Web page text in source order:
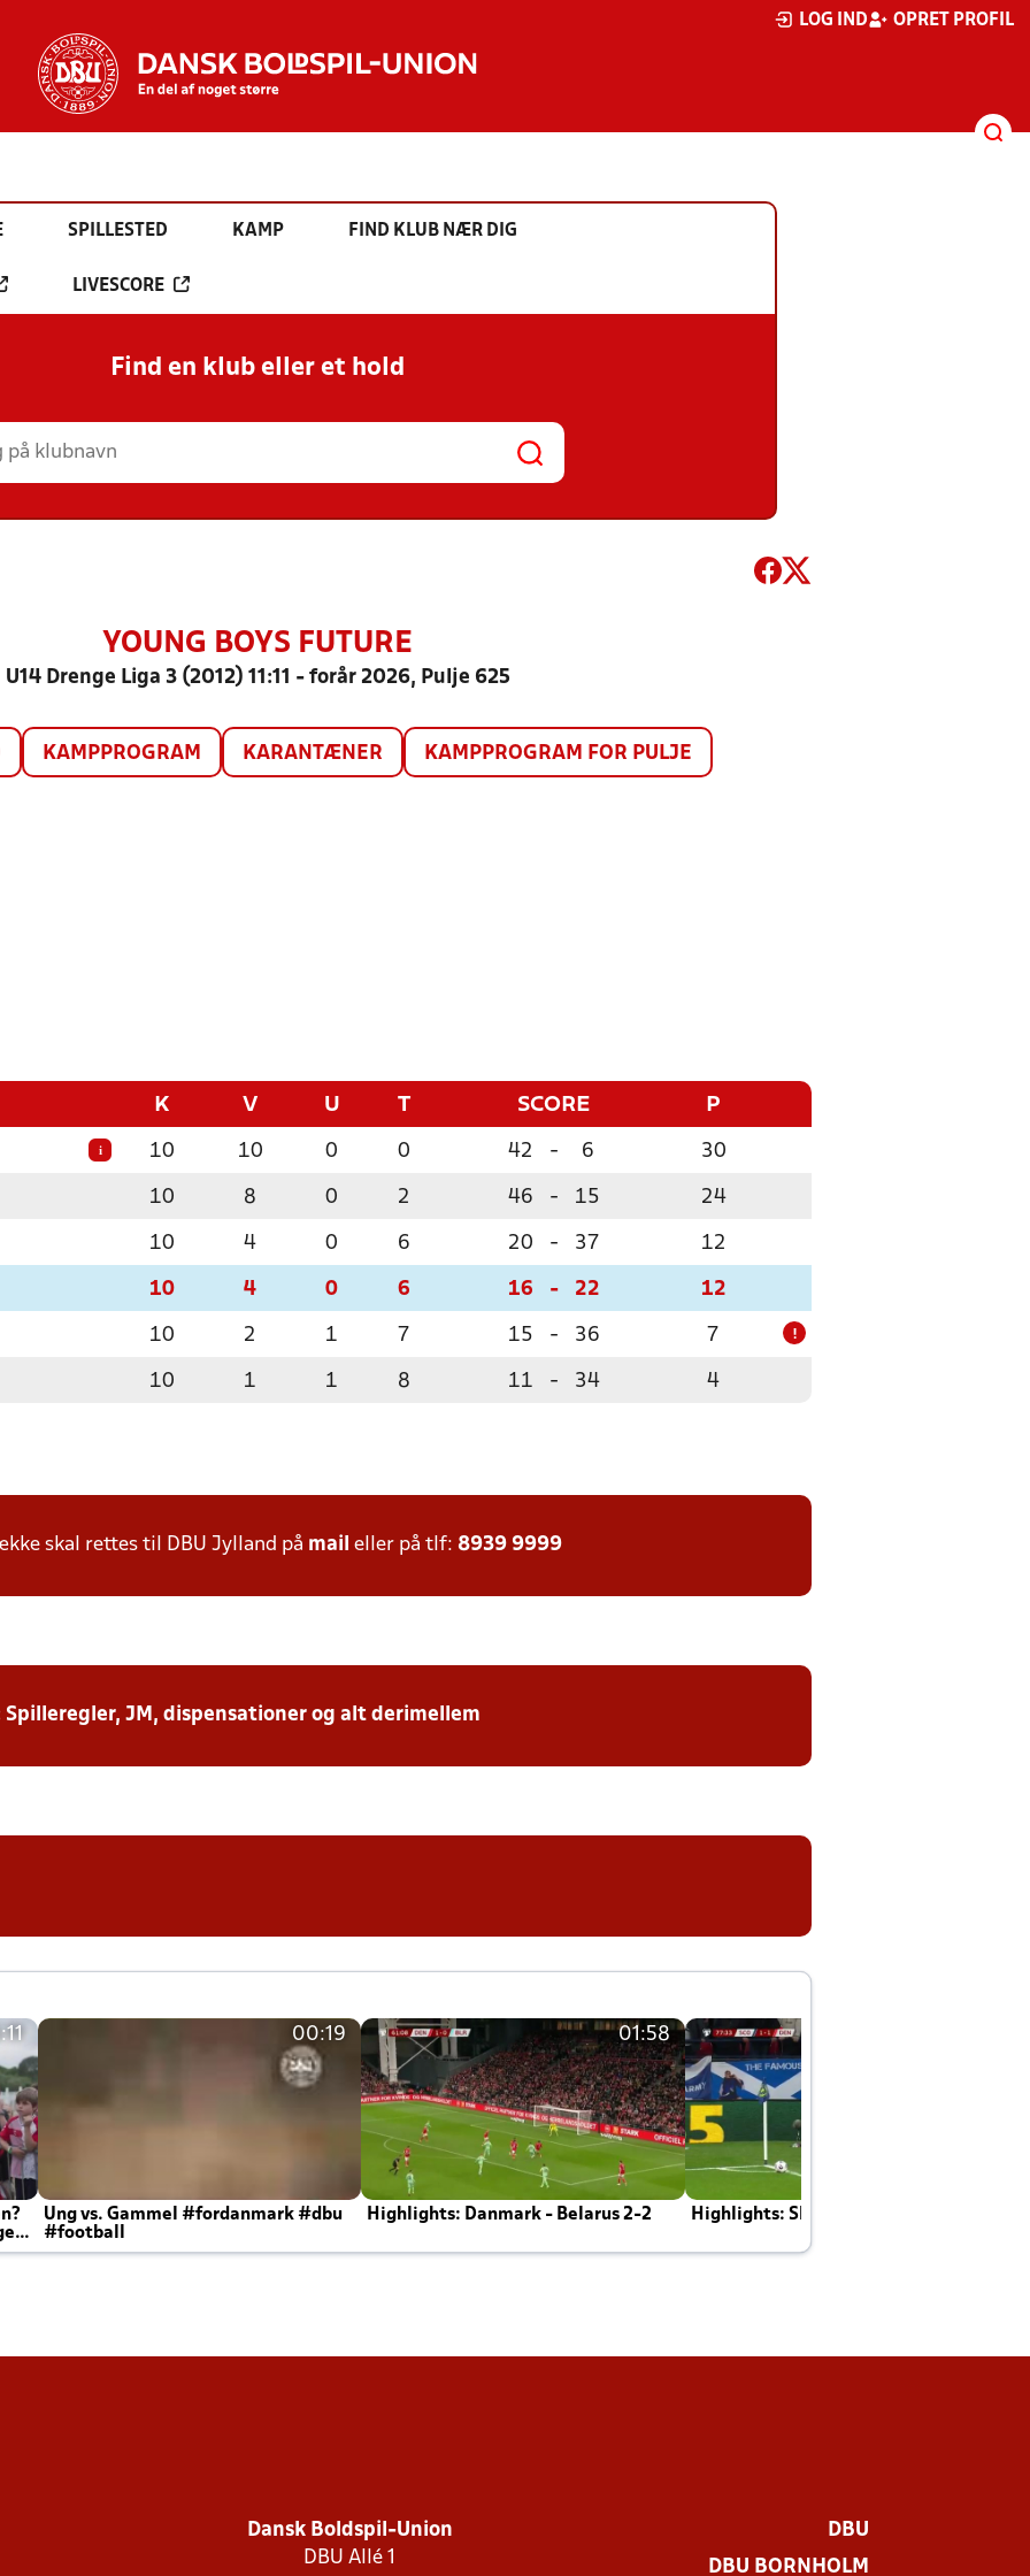
LOG IND OPRET PROFIL
SPILLESTED KAMP FIND KLUB NÆR DIG
LIVESCORE
Find en klub eller et hold
YOUNG BOYS FUTURE
U14 Drenge Liga 3 (2012) 11:11 - forår 2026, Pulje 625
KAMPPROGRAM KARANTÆNER KAMPPROGRAM FOR PULJE
K V U T SCORE P
i 10 10 0 0 42 - 6 30
10 8 0 2 46 - 15 24
10 4 0 6 20 - 37 12
10 4 0 6 16 - 22 12
10 2 1 7 15 - 36 7 !
10 1 1 8 11 - 34 4
skal rettes til DBU Jylland på mail eller på tlf: 8939 9999
JM, dispensationer og alt derimellem
00:19
Ung vs. Gammel #fordanmark #dbu
#football
01:58
Highlights: Danmark - Belarus 2-2 Highlights: Skotland - Danmark 4-2
Dansk Boldspil-Union
DBU Allé 1
DBU
DBU BORNHOLM